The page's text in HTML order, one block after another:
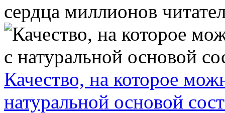
сердца миллионов
Качество, на которое
натуральной основой